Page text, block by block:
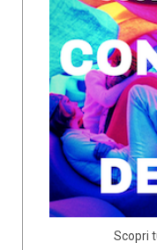
Scopri